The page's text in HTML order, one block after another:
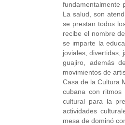
fundamentalmente
La salud, son
se prestan todos
recibe el nombre
se imparte la
joviales, divertidas,
guajiro, además
movimientos de
Casa de la Cultura
cubana con
cultural para la
actividades
mesa de dominó